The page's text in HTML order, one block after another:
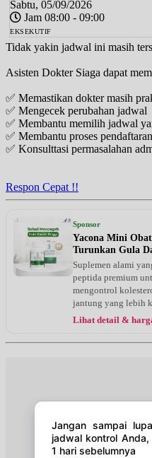
Sabtu, 05/09/2026
Jam 08:00 - 09:00
EKSEKUTIF
Tidak yakin jadwal ini masih
Asisten Dokter Siaga dapat
✅ Memastikan dokter masih
✅ Mengecek perubahan jadwal
✅ Membantu memilih jadwal
✅ Membantu proses
✅ Konsulttasi permasalahan
Respon Cepat !!
Sponsor
Yacona Mini
Turunkan Gula
Suplemen alami
peptida premium
mengontrol
jantung yang lebih
Lihat detail &